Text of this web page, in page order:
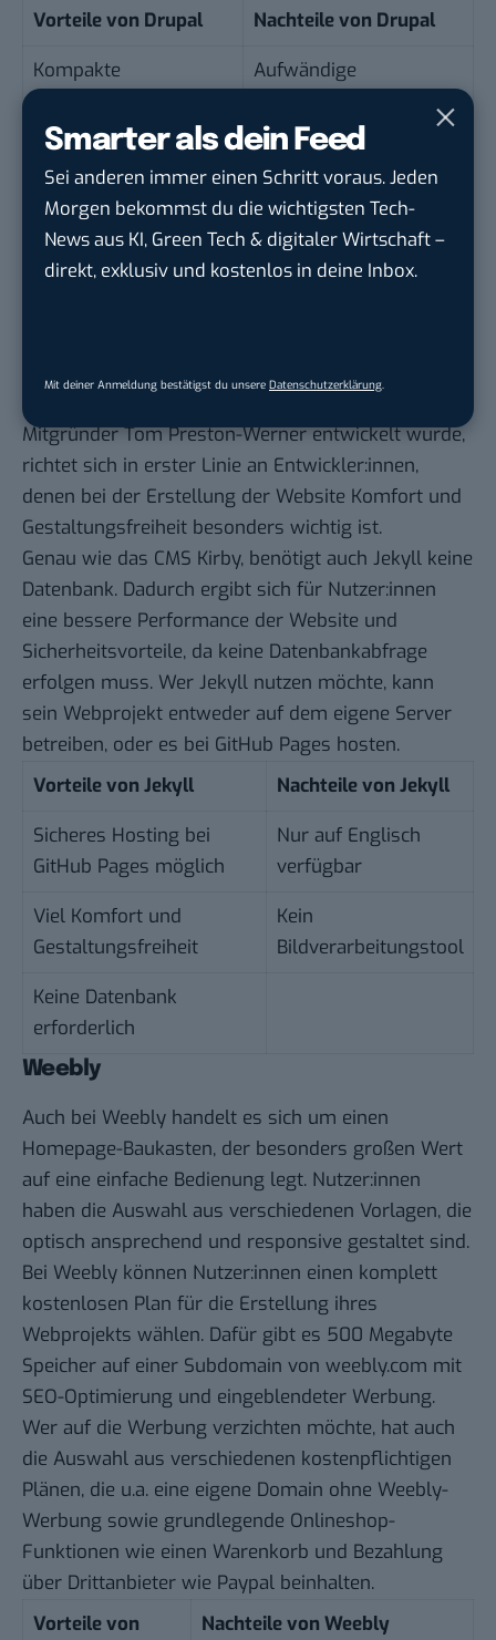
Smarter als dein Feed
Sei anderen immer einen Schritt voraus. Jeden
Morgen bekommst du die wichtigsten Tech-
News aus KI, Green Tech & digitaler Wirtschaft –
direkt, exklusiv und kostenlos in deine Inbox.
Mit deiner Anmeldung bestätigst du unsere Datenschutzerklärung
Vorteile von Drupal
Nachteile von Drupal
Kompakte
Aufwändige
Große Auswahl an
Erweiterungen
Viele Nachinstallationen
notwendig
Vorgefertigte Pakete
Auf Social-Publishing
Mitgründer Tom Preston-Werner entwickelt wurde,
richtet sich in erster Linie an Entwickler:innen,
denen bei der Erstellung der Website Komfort und
Gestaltungsfreiheit besonders wichtig ist.
Genau wie das CMS Kirby, benötigt auch Jekyll keine
Datenbank. Dadurch ergibt sich für Nutzer:innen
eine bessere Performance der Website und
Sicherheitsvorteile, da keine Datenbankabfrage
erfolgen muss. Wer Jekyll nutzen möchte, kann
sein Webprojekt entweder auf dem eigene Server
betreiben, oder es bei GitHub Pages hosten.
Vorteile von Jekyll
Nachteile von Jekyll
Sicheres Hosting bei
GitHub Pages möglich
Nur auf Englisch
verfügbar
Viel Komfort und
Gestaltungsfreiheit
Kein
Bildverarbeitungstool
Keine Datenbank
erforderlich
Weebly
Auch bei Weebly handelt es sich um einen
Homepage-Baukasten, der besonders großen Wert
auf eine einfache Bedienung legt. Nutzer:innen
haben die Auswahl aus verschiedenen Vorlagen, die
optisch ansprechend und responsive gestaltet sind.
Bei Weebly können Nutzer:innen einen komplett
kostenlosen Plan für die Erstellung ihres
Webprojekts wählen. Dafür gibt es 500 Megabyte
Speicher auf einer Subdomain von weebly.com mit
SEO-Optimierung und eingeblendeter Werbung.
Wer auf die Werbung verzichten möchte, hat auch
die Auswahl aus verschiedenen kostenpflichtigen
Plänen, die u.a. eine eigene Domain ohne Weebly-
Werbung sowie grundlegende Onlineshop-
Funktionen wie einen Warenkorb und Bezahlung
über Drittanbieter wie Paypal beinhalten.
Vorteile von
Nachteile von Weebly